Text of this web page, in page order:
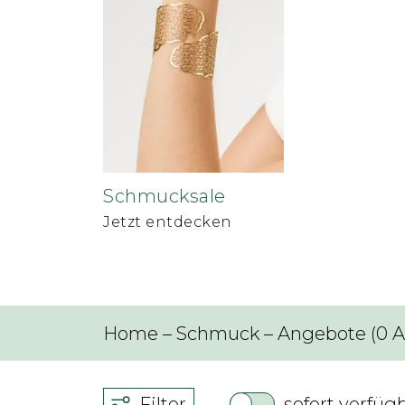
Schmucksale
Jetzt entdecken
Home – Schmuck – Angebote (0